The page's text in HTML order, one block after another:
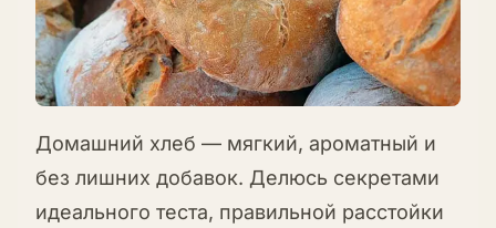
Домашний хлеб — мягкий, ароматный и
без лишних добавок. Делюсь секретами
идеального теста, правильной расстойки